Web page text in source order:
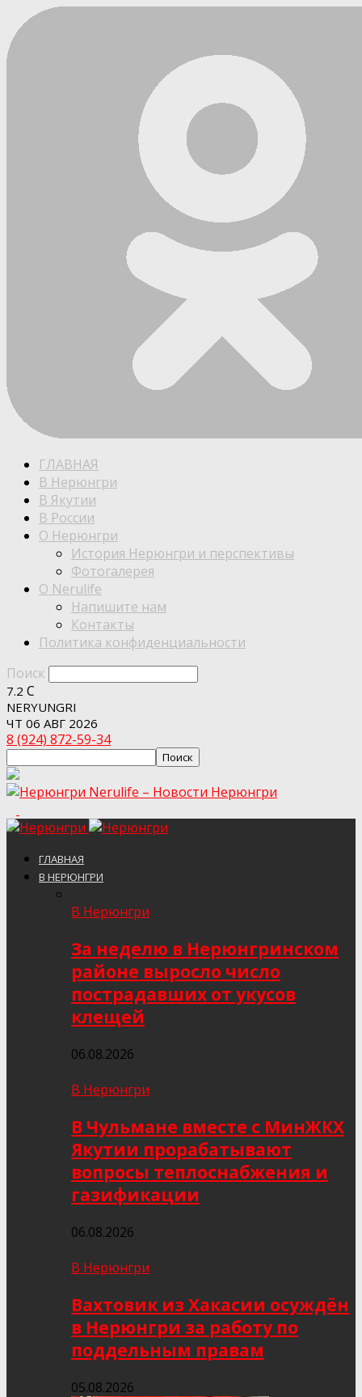
ГЛАВНАЯ
В Нерюнгри
В Якутии
В России
О Нерюнгри
История Нерюнгри и перспективы
Фотогалерея
О Nerulife
Напишите нам
Контакты
Политика конфиденциальности
Поиск
7.2 C
NERYUNGRI
ЧТ 06 АВГ 2026
8 (924) 872-59-34
Nerulife – Новости Нерюнгри
ГЛАВНАЯ
В НЕРЮНГРИ
В Нерюнгри
За неделю в Нерюнгринском
районе выросло число
пострадавших от укусов
клещей
06.08.2026
В Нерюнгри
В Чульмане вместе с МинЖКХ
Якутии прорабатывают
вопросы теплоснабжения и
газификации
06.08.2026
В Нерюнгри
Вахтовик из Хакасии осуждён
в Нерюнгри за работу по
поддельным правам
05.08.2026